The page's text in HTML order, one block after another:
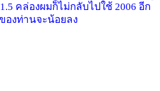
คล่องผมก็ไม่กลับไปใช้ 2006 อีก
องท่านจะน้อยลง